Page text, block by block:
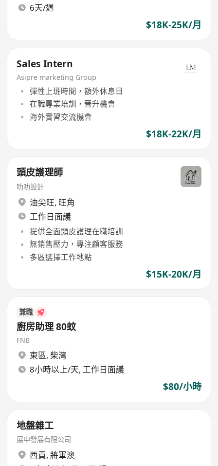
6天/週
$18K-25K/月
Sales Intern
Asipre marketing Group
彈性上班時間，額外休息日
在職專業培訓，晉升機會
海外實習交流機會
$18K-22K/月
頭皮護理師
叻叻設計
油尖旺, 旺角
工作日面議
提供全面頭皮護理在職培訓
無銷售壓力，專注顧客服務
多區選擇工作地點
$15K-20K/月
兼職
廚房助理 80蚊
FNB
東區, 柴灣
8小時以上/天, 工作日面議
$80/小時
地盤雜工
展申發展有限公司
西貢, 將軍澳